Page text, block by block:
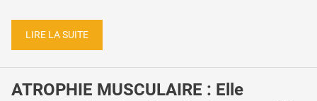
LIRE LA SUITE
ATROPHIE MUSCULAIRE : Elle